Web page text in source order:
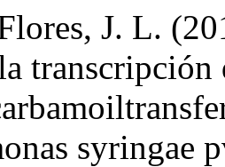
J. L.
syringae